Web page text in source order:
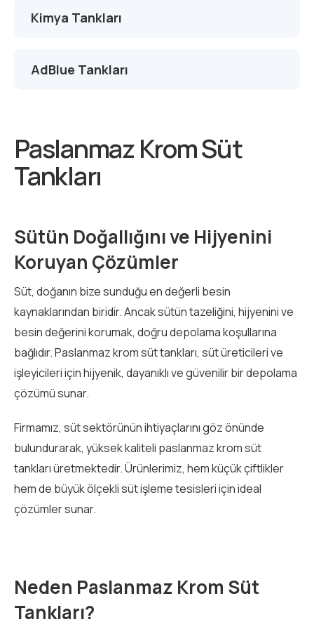
Kimya Tankları
AdBlue Tankları
Paslanmaz Krom Süt
Tankları
Sütün Doğallığını ve Hijyenini
Koruyan Çözümler
Süt, doğanın bize sunduğu en değerli besin
kaynaklarından biridir. Ancak sütün tazeliğini, hijyenini ve
besin değerini korumak, doğru depolama koşullarına
bağlıdır. Paslanmaz krom süt tankları, süt üreticileri ve
işleyicileri için hijyenik, dayanıklı ve güvenilir bir depolama
çözümü sunar.
Firmamız, süt sektörünün ihtiyaçlarını göz önünde
bulundurarak, yüksek kaliteli paslanmaz krom süt
tankları üretmektedir. Ürünlerimiz, hem küçük çiftlikler
hem de büyük ölçekli süt işleme tesisleri için ideal
çözümler sunar.
Neden Paslanmaz Krom Süt
Tankları?